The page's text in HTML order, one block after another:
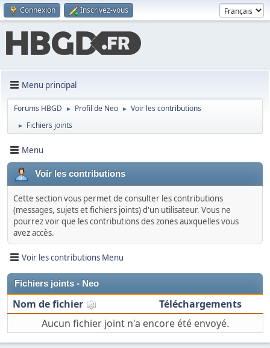
Connexion Inscrivez-vous
Menu principal
Forums HBGD ► Profil de Neo ► Voir les contributions
► Fichiers joints
Menu
Voir les contributions
Cette section vous permet de consulter les contributions
(messages, sujets et fichiers joints) d'un utilisateur. Vous ne
pourrez voir que les contributions des zones auxquelles vous
avez accès.
Voir les contributions Menu
Fichiers joints - Neo
Nom de fichier
Téléchargements
Aucun fichier joint n'a encore été envoyé.